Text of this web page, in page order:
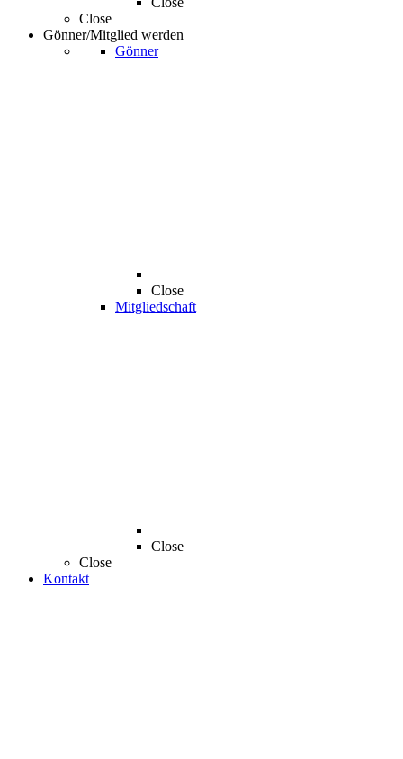
Close
Gönner/Mitglied werden
Gönner
Close
Mitgliedschaft
Close
Close
Kontakt